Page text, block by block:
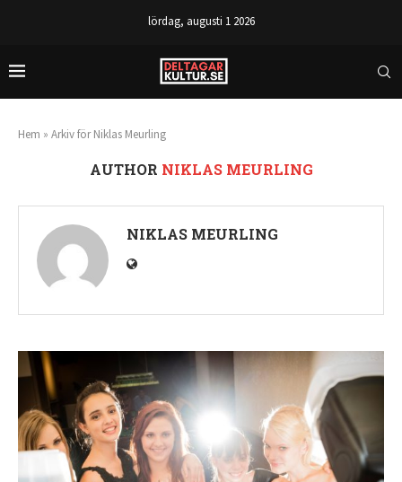
lördag, augusti 1 2026
Hem » Arkiv för Niklas Meurling
AUTHOR NIKLAS MEURLING
NIKLAS MEURLING